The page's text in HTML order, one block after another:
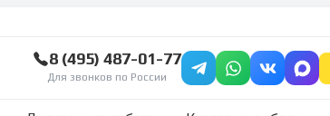
8 (495) 487-01-77
Для звонков по России